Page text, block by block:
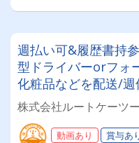
週払い可&履歴書持
型ドライバーorフォ
化粧品などを配送/週
普通免許のみ大歓迎
補助制度も有★イン
手当など待遇充実
株式会社ルートケーツ
動画あり 賞与あ